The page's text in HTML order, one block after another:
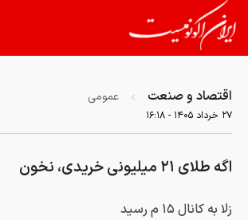
اقتصاد و صنعت عمومی
۲۷ خرداد ۱۴۰۵ - ۱۶:۱۸
اگه طلای ۲۱ میلیونی خریدی، نخون
زلا به کانال ۱۵ م رسید